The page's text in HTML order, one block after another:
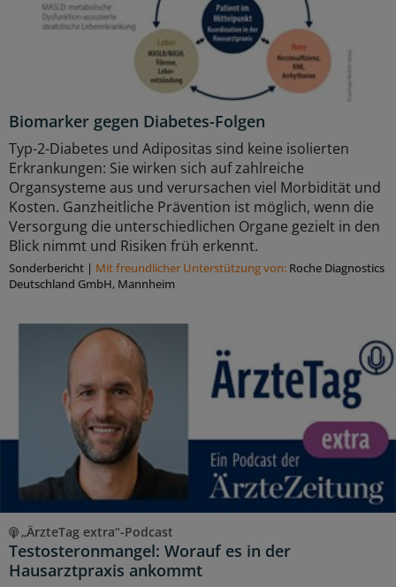
Biomarker gegen Diabetes-Folgen
Typ-2-Diabetes und Adipositas sind keine isolierten
Erkrankungen: Sie wirken sich auf zahlreiche
Organsysteme aus und verursachen viel Morbidität und
Kosten. Ganzheitliche Prävention ist möglich, wenn die
Versorgung die unterschiedlichen Organe gezielt in den
Blick nimmt und Risiken früh erkennt.
Sonderbericht | Mit freundlicher Unterstützung von: Roche Diagnostics
Deutschland GmbH, Mannheim
„ÄrzteTag extra“-Podcast
Testosteronmangel: Worauf es in der
Hausarztpraxis ankommt